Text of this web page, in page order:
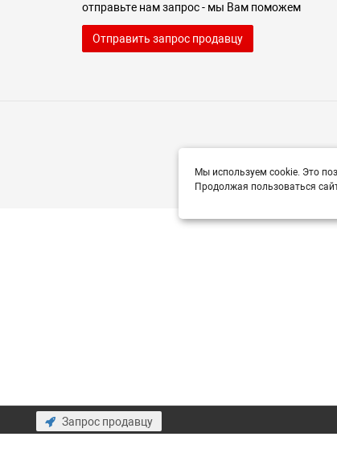
отправьте нам запрос - мы Вам поможем
Отправить запрос продавцу
Мы используем cookie. Это
Продолжая пользоваться
Запрос продавцу